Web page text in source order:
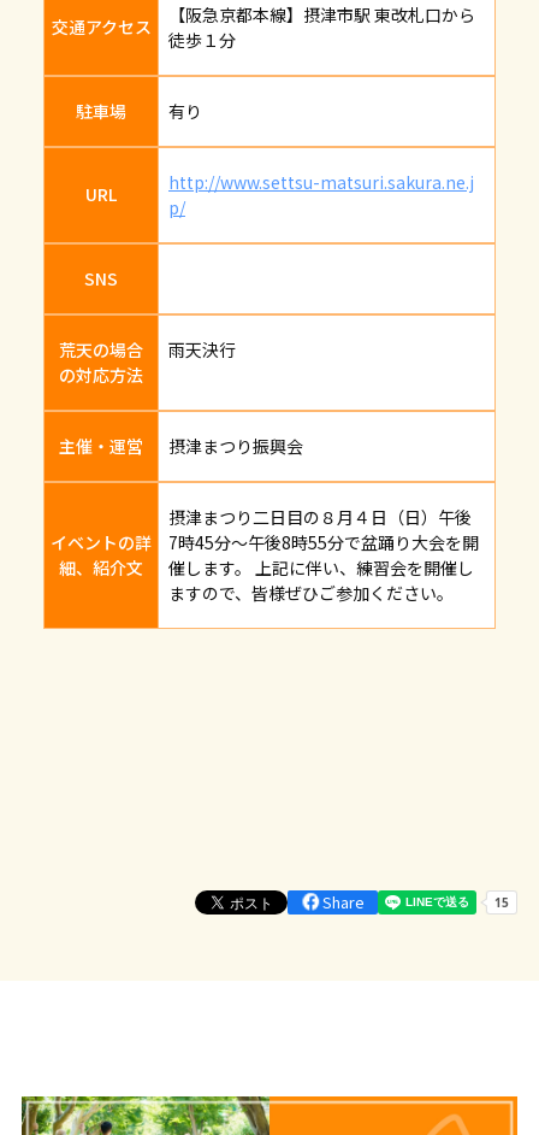
交通アクセス
【阪急京都本線】摂津市駅 東改札口から
徒歩１分
駐車場 有り
URL
http://www.settsu-matsuri.sakura.ne.j
p/
SNS
荒天の場合
の対応方法
雨天決行
主催・運営 摂津まつり振興会
イベントの詳
細、紹介文
摂津まつり二日目の８月４日（日）午後
7時45分～午後8時55分で盆踊り大会を開
催します。 上記に伴い、練習会を開催し
ますので、皆様ぜひご参加ください。
Share